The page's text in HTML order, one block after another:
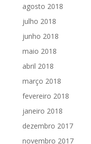
agosto 2018
julho 2018
junho 2018
maio 2018
abril 2018
março 2018
fevereiro 2018
janeiro 2018
dezembro 2017
novembro 2017